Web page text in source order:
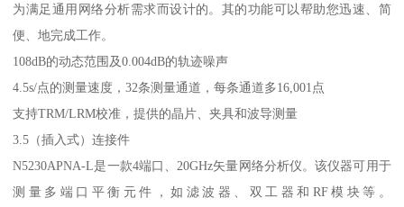
为满足通用网络分析需求而设计的。其的功能可以帮助您迅速、简
便、地完成工作。
108dB的动态范围及0.004dB的轨迹噪声
4.5s/点的测量速度，32条测量通道，每条通道多16,001点
支持TRM/LRM校准，提供的晶片、夹具和波导测量
3.5（插入式）连接件
N5230APNA-L是一款4端口、20GHz矢量网络分析仪。该仪器可用于
测量多端口平衡元件，如滤波器、双工器和RF模块等。